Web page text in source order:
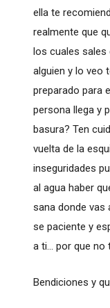
ella te
realmente que
los cuales sales
alguien y lo veo
preparado para
persona llega y
basura? Ten
vuelta de la
inseguridades
al agua haber
sana donde vas
se paciente y
a ti... por que no
Bendiciones y